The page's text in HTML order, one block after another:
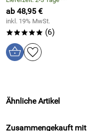
ab 48,95 €
inkl. 19% MwSt.
***** (6)
Ähnliche Artikel
Zusammengekauft mit